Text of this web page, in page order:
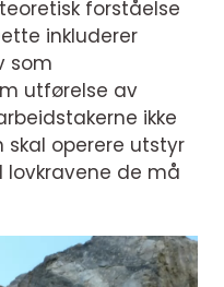
forståelse
inkluderer
som
utførelse av
ikke
operere utstyr
lovkravene de må